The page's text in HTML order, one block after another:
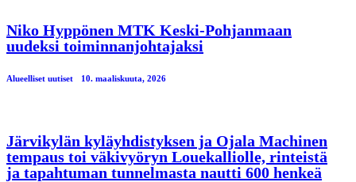
Niko Hyppönen MTK Keski-Pohjanmaan
uudeksi toiminnanjohtajaksi
Alueelliset uutiset 10. maaliskuuta, 2026
Järvikylän kyläyhdistyksen ja Ojala Machinen
tempaus toi väkivyöryn Louekalliolle, rinteistä
ja tapahtuman tunnelmasta nautti 600 henkeä